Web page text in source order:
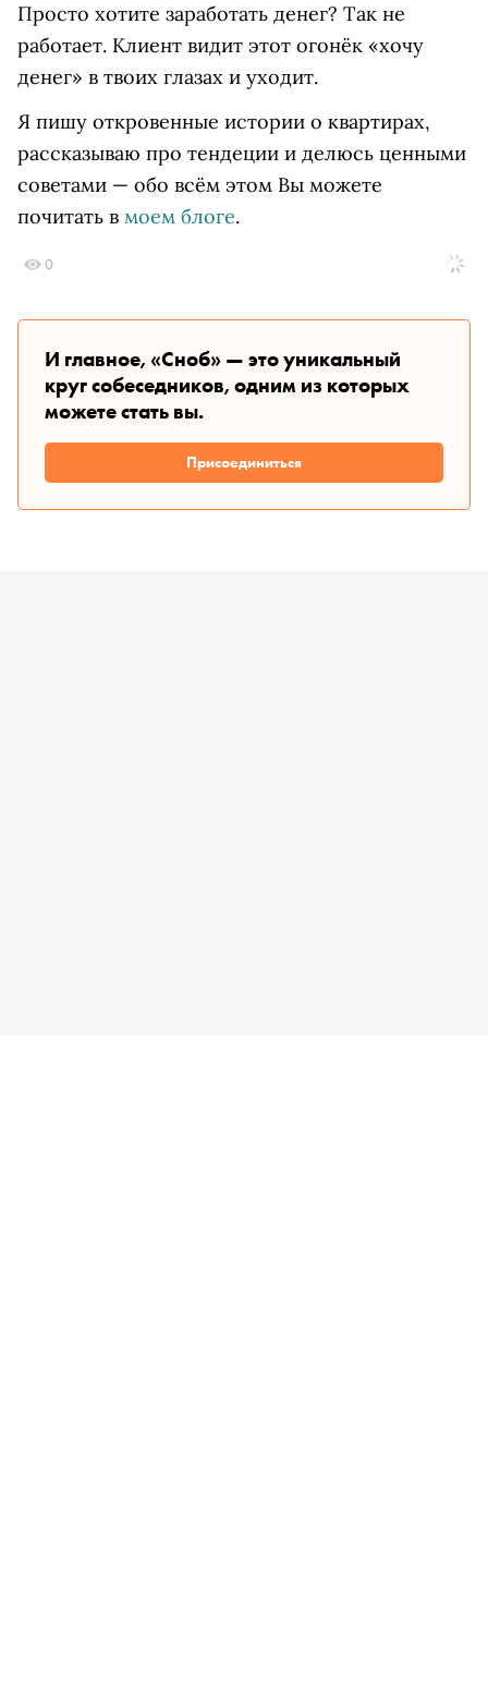
Просто хотите заработать денег? Так не
работает. Клиент видит этот огонёк «хочу
денег» в твоих глазах и уходит.
Я пишу откровенные истории о квартирах,
рассказываю про тендеции и делюсь ценными
советами — обо всём этом Вы можете
почитать в моем блоге.
0
И главное, «Сноб» — это уникальный
круг собеседников, одним из которых
можете стать вы.
Присоединиться